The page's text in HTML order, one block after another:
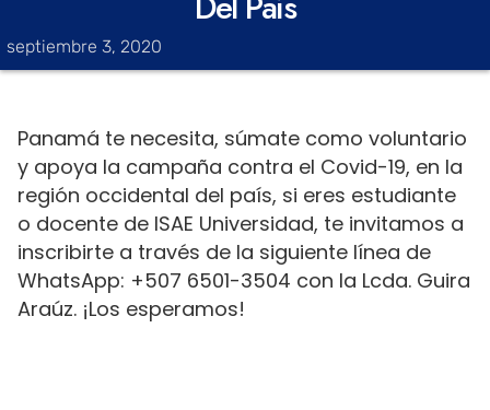
septiembre 3, 2020
Panamá te necesita, súmate como voluntario
y apoya la campaña contra el Covid-19, en la
región occidental del país, si eres estudiante
o docente de ISAE Universidad, te invitamos a
inscribirte a través de la siguiente línea de
WhatsApp: +507 6501-3504 con la Lcda. Guira
Araúz. ¡Los esperamos!